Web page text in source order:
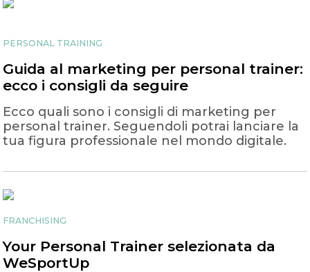
PERSONAL TRAINING
Guida al marketing per personal trainer:
ecco i consigli da seguire
Ecco quali sono i consigli di marketing per
personal trainer. Seguendoli potrai lanciare la
tua figura professionale nel mondo digitale.
FRANCHISING
Your Personal Trainer selezionata da
WeSportUp